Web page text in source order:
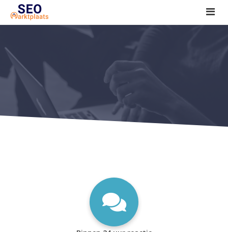
SEO tools reviews
Marketeer bij jou in de buurt?
Offerte
1. Seo voor beginners +
2. Onderzoeken +